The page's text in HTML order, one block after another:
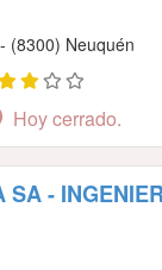
(8300) Neuquén
Hoy cerrado.
SA -